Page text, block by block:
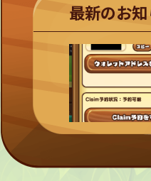
最新のお
NFT
NFT紹介